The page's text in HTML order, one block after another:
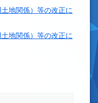
地関係）等の改正に
地関係）等の改正に